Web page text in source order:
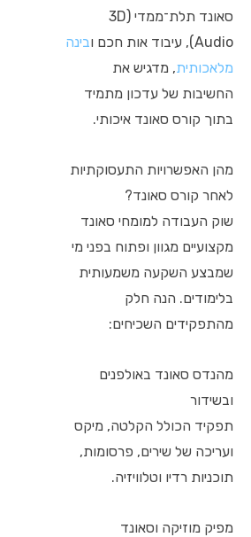
סאונד תלת־ממדי (3D
Audio), עיבוד אות חכם ו
בינה
מלאכותית, מדגיש את
החשיבות של עדכון מתמיד
בתוך קורס סאונד איכותי.
מהן האפשרויות התעסוקתיות
לאחר קורס סאונד?
שוק העבודה למומחי סאונד
מקצועיים מגוון ופתוח בפני מי
שמבצע השקעה משמעותית
בלימודים. הנה חלק
מהתפקידים השכיחים:
מהנדס סאונד באולפנים
ובשידור
תפקיד הכולל הקלטה, מיקס
ועריכה של שירים, פרסומות,
תוכניות רדיו וטלוויזיה.
מפיק מוזיקה וסאונד